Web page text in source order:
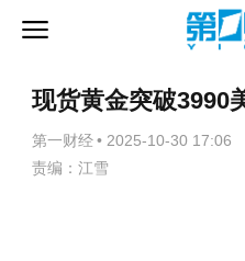
现货黄金突破3990
第一财经 • 2025-10-30 17:06
责编：江雪